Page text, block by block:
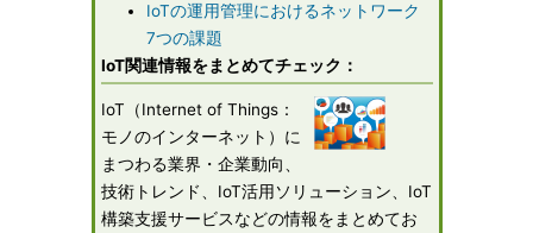
IoTの運用管理におけるネットワーク
7つの課題
IoT関連情報をまとめてチェック：
IoT（Internet of Things：
モノのインターネット）に
まつわる業界・企業動向、
技術トレンド、IoT活用ソリューション、IoT
構築支援サービスなどの情報をまとめてお